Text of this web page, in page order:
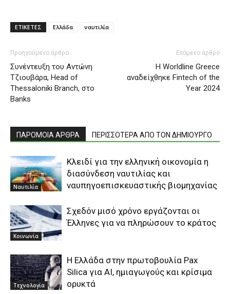
ΕΤΙΚΕΤΕΣ Ελλάδα ναυτιλία
Προηγούμενο άρθρο
Συνέντευξη του Αντώνη
Τζιουβάρα, Head of
Thessaloniki Branch, στο
Banks
Επόμενο άρθρο
Η Worldline Greece
αναδείχθηκε Fintech of the
Υear 2024
ΠΑΡΟΜΟΙΑ ΑΡΘΡΑ ΠΕΡΙΣΣΟΤΕΡΑ ΑΠΟ ΤΟΝ ΔΗΜΙΟΥΡΓΟ
Ναυτιλία
Κλειδί για την ελληνική οικονομία η
διασύνδεση ναυτιλίας και
ναυπηγοεπισκευαστικής βιομηχανίας
Κοινωνία
Σχεδόν μισό χρόνο εργάζονται οι
Έλληνες για να πληρώσουν το κράτος
Τεχνολογία
Η Ελλάδα στην πρωτοβουλία Pax
Silica για AI, ημιαγωγούς και κρίσιμα
ορυκτά